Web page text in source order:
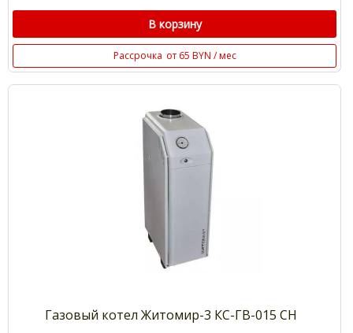
В корзину
Рассрочка от 65 BYN / мес
Газовый котел Житомир-3 КС-ГВ-015 СН